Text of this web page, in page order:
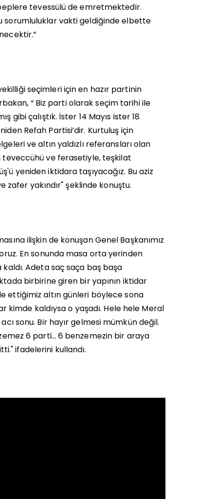
tevessülü de emretmektedir.
sorumluluklar vakti geldiğinde elbette
seçimleri için en hazır partinin
“ Biz parti olarak seçim tarihi ile
gibi çalıştık. İster 14 Mayıs ister 18
Refah Partisi’dir. Kurtuluş için
ve altın yaldızlı referansları olan
teveccühü ve ferasetiyle, teşkilat
yeniden iktidara taşıyacağız. Bu aziz
zafer yakındır" şeklinde konuştu.
ilişkin de konuşan Genel Başkanımız
En sonunda masa orta yerinden
kaldı. Adeta saç saça baş başa
birbirine giren bir yapının iktidar
ettiğimiz altın günleri böylece sona
kimde kaldıysa o yaşadı. Hele hele Meral
sonu. Bir hayır gelmesi mümkün değil.
6 parti… 6 benzemezin bir araya
ifadelerini kullandı.